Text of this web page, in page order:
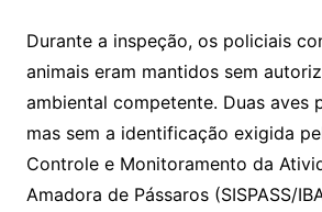
Durante a inspeção, os policiais
animais eram mantidos sem
ambiental competente. Duas aves
mas sem a identificação exigida
Controle e Monitoramento da
Amadora de Pássaros (SISPASS/